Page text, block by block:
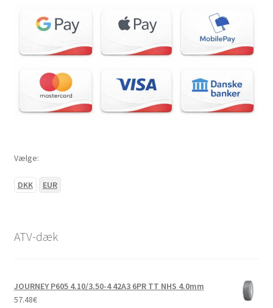
Vælge:
DKK EUR
ATV-dæk
JOURNEY P605 4.10/3.50-4 42A3 6PR TT NHS 4.0mm
57.48€